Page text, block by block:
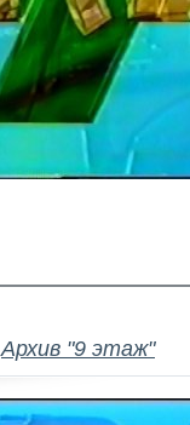
Архив "9 этаж"